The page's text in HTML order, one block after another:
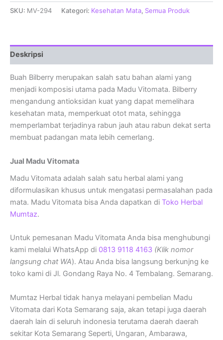
SKU: MV-294 Kategori: Kesehatan Mata, Semua Produk
Deskripsi
Buah Bilberry merupakan salah satu bahan alami yang
menjadi komposisi utama pada Madu Vitomata. Bilberry
mengandung antioksidan kuat yang dapat memelihara
kesehatan mata, memperkuat otot mata, sehingga
memperlambat terjadinya rabun jauh atau rabun dekat serta
membuat padangan mata lebih cemerlang.
Jual Madu Vitomata
Madu Vitomata adalah salah satu herbal alami yang
diformulasikan khusus untuk mengatasi permasalahan pada
mata. Madu Vitomata bisa Anda dapatkan di Toko Herbal
Mumtaz.
Untuk pemesanan Madu Vitomata Anda bisa menghubungi
kami melalui WhatsApp di 0813 9118 4163 (Klik nomor
langsung chat WA). Atau Anda bisa langsung berkunjng ke
toko kami di Jl. Gondang Raya No. 4 Tembalang. Semarang.
Mumtaz Herbal tidak hanya melayani pembelian Madu
Vitomata dari Kota Semarang saja, akan tetapi juga daerah
daerah lain di seluruh indonesia terutama daerah daerah
sekitar Kota Semarang Seperti, Ungaran, Ambarawa,